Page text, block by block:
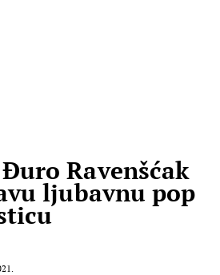
Ravenšćak
ljubavnu pop